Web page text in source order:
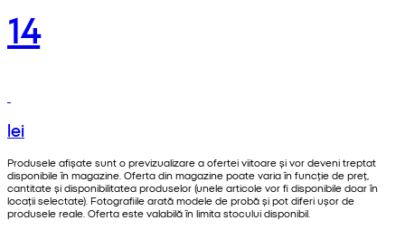
14
lei
Produsele afișate sunt o previzualizare a ofertei viitoare și vor deveni treptat
disponibile în magazine. Oferta din magazine poate varia în funcție de preț,
cantitate și disponibilitatea produselor (unele articole vor fi disponibile doar în
locații selectate). Fotografiile arată modele de probă și pot diferi ușor de
produsele reale. Oferta este valabilă în limita stocului disponibil.